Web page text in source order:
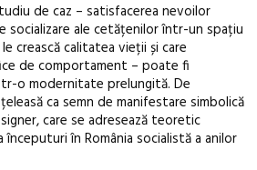
de caz – satisfacerea nevoilor
socializare ale cetățenilor într-un spațiu
crească calitatea vieții și care
de comportament – poate fi
o modernitate prelungită. De
ca semn de manifestare simbolică
care se adresează teoretic
în România socialistă a anilor